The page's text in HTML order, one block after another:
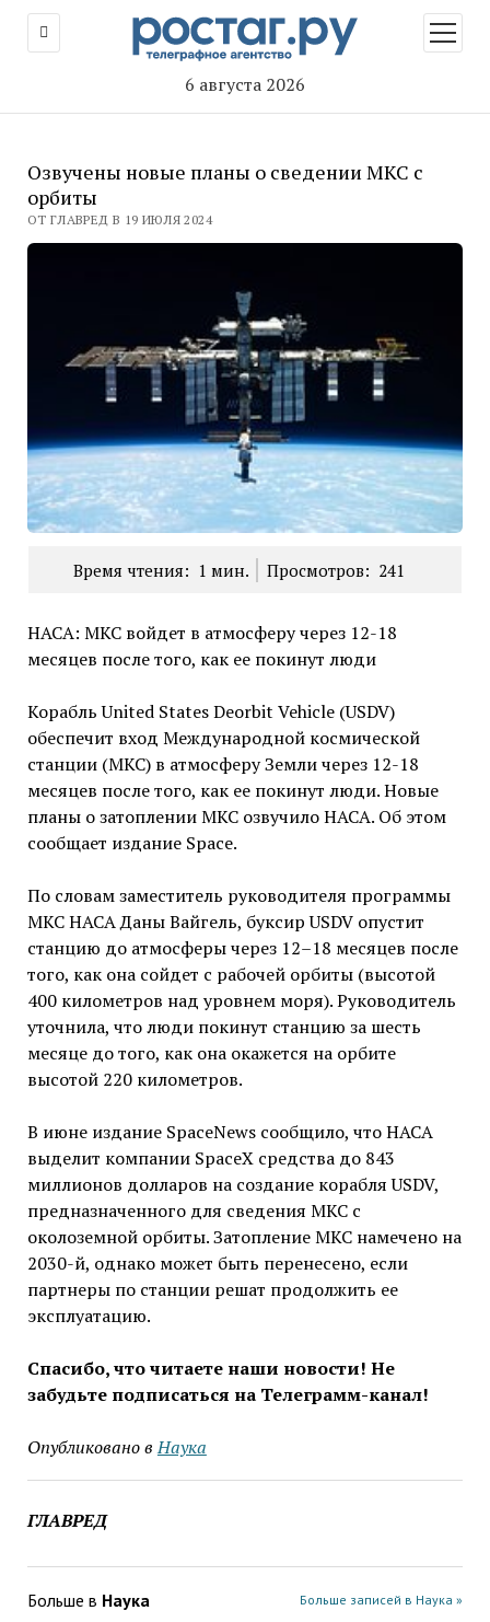
6 августа 2026
меню
Озвучены новые планы о сведении МКС с
орбиты
ОТ ГЛАВРЕД В 19 ИЮЛЯ 2024
Время чтения: 1 мин. Просмотров: 241
НАСА: МКС войдет в атмосферу через 12-18
месяцев после того, как ее покинут люди
Корабль United States Deorbit Vehicle (USDV)
обеспечит вход Международной космической
станции (МКС) в атмосферу Земли через 12-18
месяцев после того, как ее покинут люди. Новые
планы о затоплении МКС озвучило НАСА. Об этом
сообщает издание Space.
По словам заместитель руководителя программы
МКС НАСА Даны Вайгель, буксир USDV опустит
станцию до атмосферы через 12–18 месяцев после
того, как она сойдет с рабочей орбиты (высотой
400 километров над уровнем моря). Руководитель
уточнила, что люди покинут станцию за шесть
месяце до того, как она окажется на орбите
высотой 220 километров.
В июне издание SpaceNews сообщило, что НАСА
выделит компании SpaceX средства до 843
миллионов долларов на создание корабля USDV,
предназначенного для сведения МКС с
околоземной орбиты. Затопление МКС намечено на
2030-й, однако может быть перенесено, если
партнеры по станции решат продолжить ее
эксплуатацию.
Спасибо, что читаете наши новости! Не
забудьте подписаться на Телеграмм-канал!
Опубликовано в Наука
ГЛАВРЕД
Больше в Наука Больше записей в Наука »